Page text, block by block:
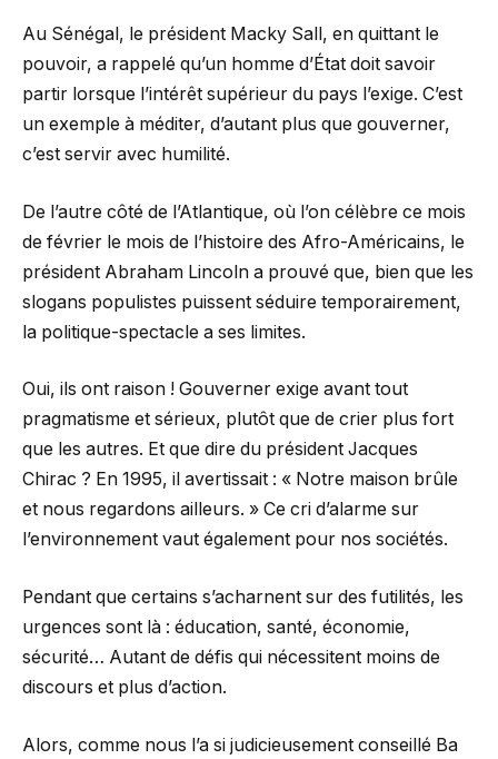
Au Sénégal, le président Macky Sall, en quittant le
pouvoir, a rappelé qu’un homme d’État doit savoir
partir lorsque l’intérêt supérieur du pays l’exige. C’est
un exemple à méditer, d’autant plus que gouverner,
c’est servir avec humilité.
De l’autre côté de l’Atlantique, où l’on célèbre ce mois
de février le mois de l’histoire des Afro-Américains, le
président Abraham Lincoln a prouvé que, bien que les
slogans populistes puissent séduire temporairement,
la politique-spectacle a ses limites.
Oui, ils ont raison ! Gouverner exige avant tout
pragmatisme et sérieux, plutôt que de crier plus fort
que les autres. Et que dire du président Jacques
Chirac ? En 1995, il avertissait : « Notre maison brûle
et nous regardons ailleurs. » Ce cri d’alarme sur
l’environnement vaut également pour nos sociétés.
Pendant que certains s’acharnent sur des futilités, les
urgences sont là : éducation, santé, économie,
sécurité… Autant de défis qui nécessitent moins de
discours et plus d’action.
Alors, comme nous l’a si judicieusement conseillé Ba